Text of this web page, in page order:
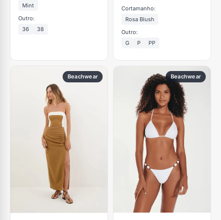
Mint
Outro:
36
38
Cortamanho:
Rosa Blush
Outro:
G
P PP
Beachwear Beachwear